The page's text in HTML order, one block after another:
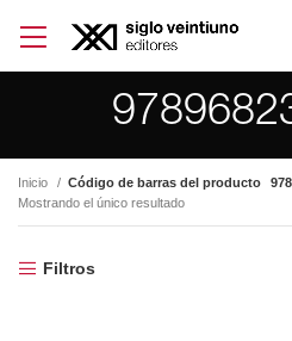
Inicio Código de barras del producto
Mostrando el único resultado
Filtros